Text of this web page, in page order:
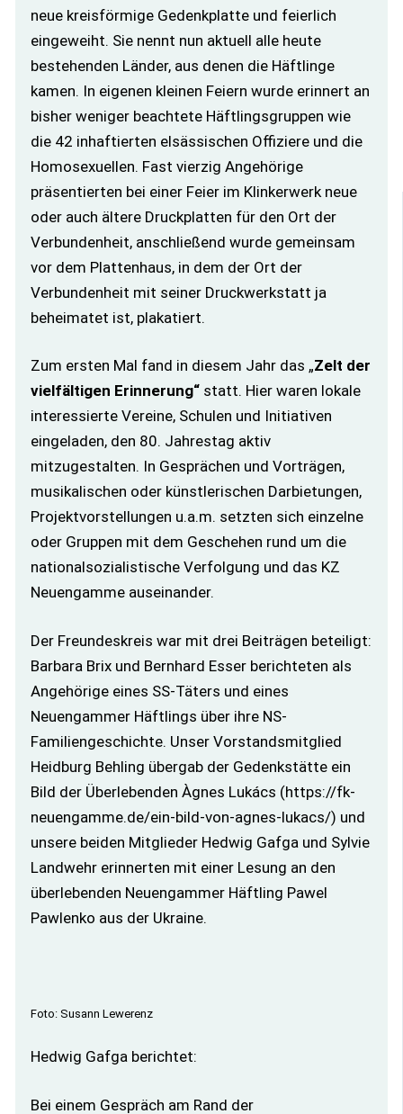
neue kreisförmige Gedenkplatte und feierlich
eingeweiht. Sie nennt nun aktuell alle heute
bestehenden Länder, aus denen die Häftlinge
kamen. In eigenen kleinen Feiern wurde erinnert an
bisher weniger beachtete Häftlingsgruppen wie
die 42 inhaftierten elsässischen Offiziere und die
Homosexuellen. Fast vierzig Angehörige
präsentierten bei einer Feier im Klinkerwerk neue
oder auch ältere Druckplatten für den Ort der
Verbundenheit, anschließend wurde gemeinsam
vor dem Plattenhaus, in dem der Ort der
Verbundenheit mit seiner Druckwerkstatt ja
beheimatet ist, plakatiert.
Zum ersten Mal fand in diesem Jahr das „Zelt der
vielfältigen Erinnerung“ statt. Hier waren lokale
interessierte Vereine, Schulen und Initiativen
eingeladen, den 80. Jahrestag aktiv
mitzugestalten. In Gesprächen und Vorträgen,
musikalischen oder künstlerischen Darbietungen,
Projektvorstellungen u.a.m. setzten sich einzelne
oder Gruppen mit dem Geschehen rund um die
nationalsozialistische Verfolgung und das KZ
Neuengamme auseinander.
Der Freundeskreis war mit drei Beiträgen beteiligt:
Barbara Brix und Bernhard Esser berichteten als
Angehörige eines SS-Täters und eines
Neuengammer Häftlings über ihre NS-
Familiengeschichte. Unser Vorstandsmitglied
Heidburg Behling übergab der Gedenkstätte ein
Bild der Überlebenden Àgnes Lukács (https://fk-
neuengamme.de/ein-bild-von-agnes-lukacs/) und
unsere beiden Mitglieder Hedwig Gafga und Sylvie
Landwehr erinnerten mit einer Lesung an den
überlebenden Neuengammer Häftling Pawel
Pawlenko aus der Ukraine.
Foto: Susann Lewerenz
Hedwig Gafga berichtet:
Bei einem Gespräch am Rand der